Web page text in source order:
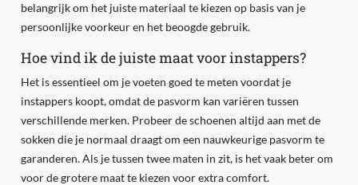
belangrijk om het juiste materiaal te kiezen op basis van je
persoonlijke voorkeur en het beoogde gebruik.
Hoe vind ik de juiste maat voor instappers?
Het is essentieel om je voeten goed te meten voordat je
instappers koopt, omdat de pasvorm kan variëren tussen
verschillende merken. Probeer de schoenen altijd aan met de
sokken die je normaal draagt om een nauwkeurige pasvorm te
garanderen. Als je tussen twee maten in zit, is het vaak beter om
voor de grotere maat te kiezen voor extra comfort.